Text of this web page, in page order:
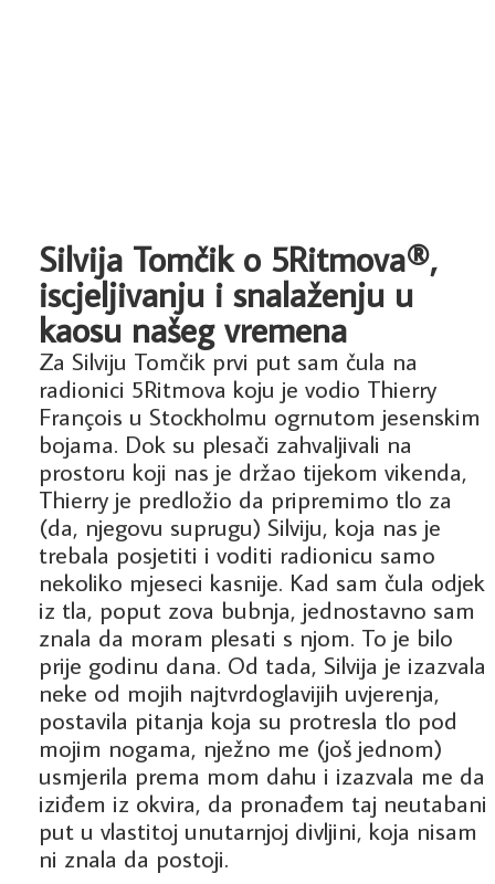
Silvija Tomčik o 5Ritmova®,
iscjeljivanju i snalaženju u
kaosu našeg vremena
Za Silviju Tomčik prvi put sam čula na
radionici 5Ritmova koju je vodio Thierry
François u Stockholmu ogrnutom jesenskim
bojama. Dok su plesači zahvaljivali na
prostoru koji nas je držao tijekom vikenda,
Thierry je predložio da pripremimo tlo za
(da, njegovu suprugu) Silviju, koja nas je
trebala posjetiti i voditi radionicu samo
nekoliko mjeseci kasnije. Kad sam čula odjek
iz tla, poput zova bubnja, jednostavno sam
znala da moram plesati s njom. To je bilo
prije godinu dana. Od tada, Silvija je izazvala
neke od mojih najtvrdoglavijih uvjerenja,
postavila pitanja koja su protresla tlo pod
mojim nogama, nježno me (još jednom)
usmjerila prema mom dahu i izazvala me da
iziđem iz okvira, da pronađem taj neutabani
put u vlastitoj unutarnjoj divljini, koja nisam
ni znala da postoji.